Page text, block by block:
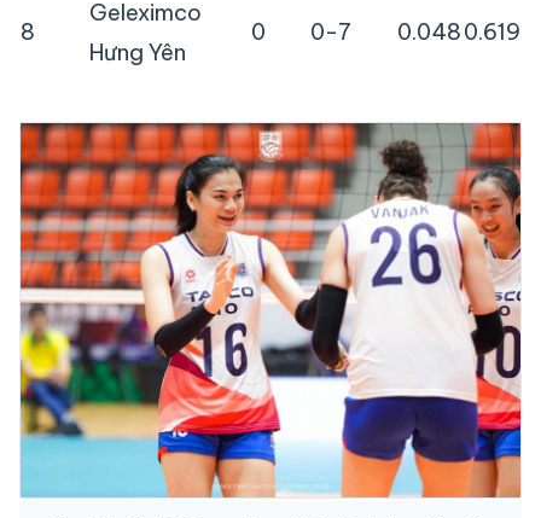
8
Geleximco
Hưng Yên
0 0-7 0.0480.619